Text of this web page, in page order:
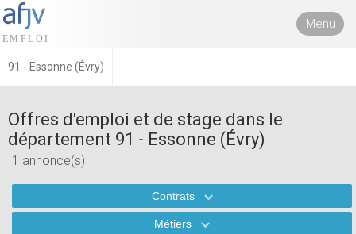
Menu
91 - Essonne (Évry)
Offres d'emploi et de stage dans le
département 91 - Essonne (Évry)
1 annonce(s)
Contrats
Métiers